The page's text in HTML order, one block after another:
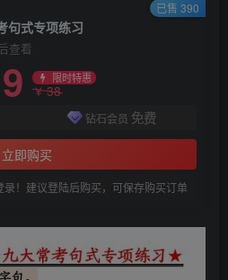
句式专项练习
查看
限时特惠
￥38
钻石会员 免费
立即购买
录！建议登陆后购买，可保存购买订单
已售 390